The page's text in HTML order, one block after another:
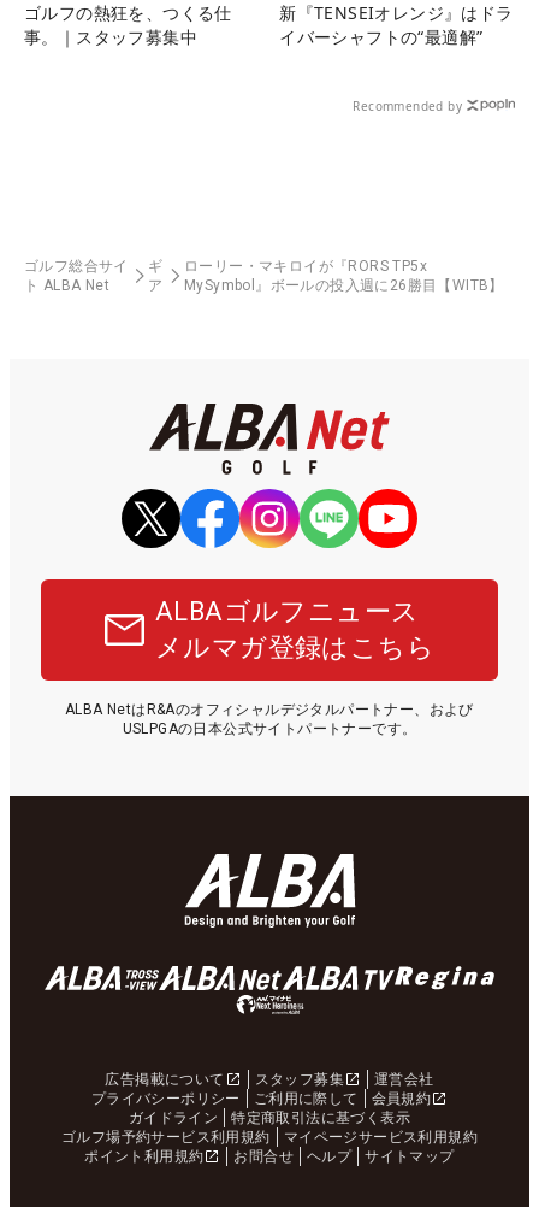
ゴルフの熱狂を、つくる仕
事。｜スタッフ募集中
新『TENSEIオレンジ』はドラ
イバーシャフトの“最適解”
Recommended by
ゴルフ総合サイ
ト ALBA Net
ギ
ア
ローリー・マキロイが『RORS TP5x
MySymbol』ボールの投入週に26勝目【WITB】
ALBAゴルフニュース
メルマガ登録はこちら
ALBA NetはR&Aのオフィシャルデジタルパートナー、および
USLPGAの日本公式サイトパートナーです。
広告掲載について スタッフ募集
運営会社
プライバシーポリシー
ご利用に際して
会員規約
ガイドライン
特定商取引法に基づく表示
ゴルフ場予約サービス利用規約
マイページサービス利用規約
ポイント利用規約
お問合せ ヘルプ サイトマップ